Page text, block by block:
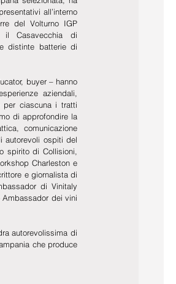
all’interno
del Volturno IGP
il Casavecchia di
distinte batterie di
buyer – hanno
aziendali,
per ciascuna i tratti
di approfondire la
comunicazione
autorevoli ospiti del
spirito di Collisioni,
Charleston e
e giornalista di
di Vinitaly
Ambassador dei vini
autorevolissima di
che produce